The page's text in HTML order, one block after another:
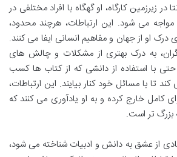
در زیرزمین کارگاه، او گهگاه با افراد مختلفی در
می شود. این ارتباطات، هرچند محدود،
او از جهان و مفاهیم انسانی ایفا می کنند.
به درک بهتری از مشکلات و چالش های
با استفاده از دانشی که از کتاب ها کسب
تا با مسائل خود کنار بیایند. این ارتباطات،
کامل خارج کرده و به او یادآوری می کنند که
تر است.
از عشق به دانش و ادبیات شناخته می شود،